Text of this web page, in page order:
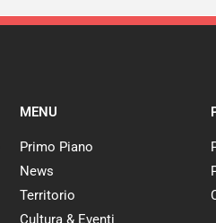
MENU
Primo Piano
News
Territorio
Cultura & Eventi